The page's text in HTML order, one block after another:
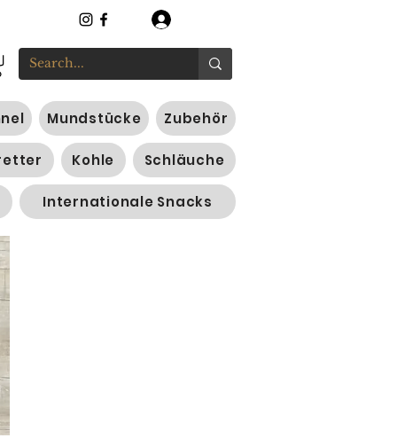
Mundstücke Zubehör
Kohle Schläuche
Internationale Snacks